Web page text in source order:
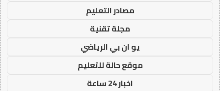
مصادر التعليم
مجلة تقنية
يو ان بي الرياضي
موقع حالة للتعليم
اخبار 24 ساعة